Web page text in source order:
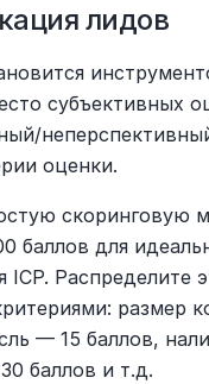
лидов
субъективных
оценки.
скоринговую
баллов для
ICP. Распределите
размер
— 15 баллов,
баллов и т.д.